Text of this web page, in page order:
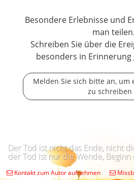
Besondere Erlebnisse und
man teilen.
Schreiben Sie über die
besonders in Erinnerung
Melden Sie sich bitte an, um
zu schreiben
Der Tod ist nicht das Ende, nicht
der Tod ist nur die Wende, Beginn
Kontakt zum Autor aufnehmen